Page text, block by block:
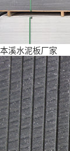
本溪水泥板厂家